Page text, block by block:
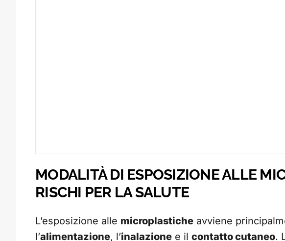
MODALITÀ DI ESPOSIZIONE ALLE
RISCHI PER LA SALUTE
L’esposizione alle microplastiche avviene
l’alimentazione, l’inalazione e il contatto cutaneo.